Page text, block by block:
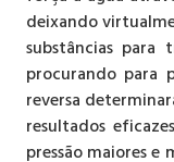
deixando
substâncias
procurando para
reversa
resultados
pressão maiores e